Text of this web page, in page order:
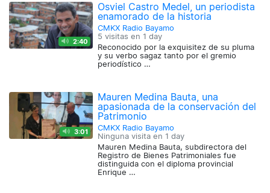
2:40
Osviel Castro Medel, un periodista
enamorado de la historia
CMKX Radio Bayamo
5 visitas en 1 day
Reconocido por la exquisitez de su pluma
y su verbo sagaz tanto por el gremio
periodístico …
3:01
Mauren Medina Bauta, una
apasionada de la conservación del
Patrimonio
CMKX Radio Bayamo
Ninguna visita en 1 day
Mauren Medina Bauta, subdirectora del
Registro de Bienes Patrimoniales fue
distinguida con el diploma provincial
Enrique …